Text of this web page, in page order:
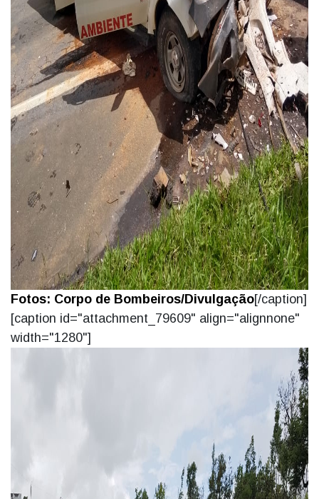
Fotos: Corpo de Bombeiros/Divulgação[/caption]
[caption id="attachment_79609" align="alignnone"
width="1280"]